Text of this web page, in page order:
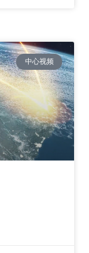
中心视频